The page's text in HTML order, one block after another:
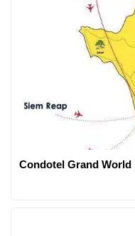
Condotel Grand